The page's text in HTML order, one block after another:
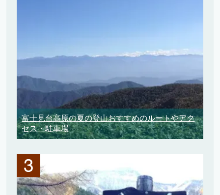
富士見台高原の夏の登山おすすめのルートやアク
セス・駐車場